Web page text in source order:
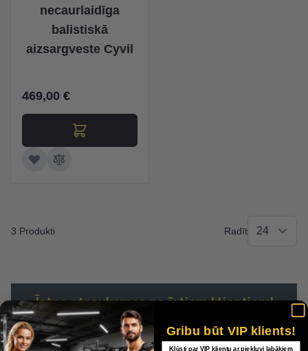
necaurlaidīga
balistiskā
aizsargveste Cyvil
469,00 €
3 Produkti Radīt
Īstas atsauksmes no īstiem klientiem!
440 reviews
Gribu būt VIP klients!
Kļūsti par VIP klientu ar piekļuvi labākiem